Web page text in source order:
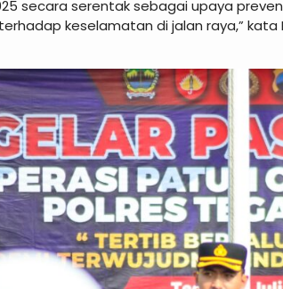
secara serentak sebagai upaya
keselamatan di jalan raya,” kata